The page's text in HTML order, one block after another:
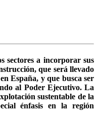
sectores a incorporar sus
que será llevado
España, y que busca ser
al Poder Ejecutivo. La
sustentable de la
énfasis en la región